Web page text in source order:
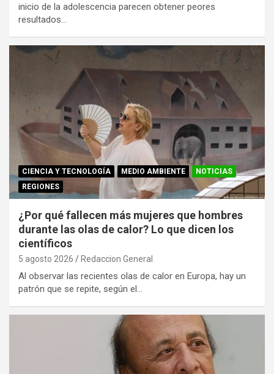
inicio de la adolescencia parecen obtener peores
resultados…
CIENCIA Y TECNOLOGÍA MEDIO AMBIENTE
NOTICIAS
REGIONES
¿Por qué fallecen más mujeres que hombres
durante las olas de calor? Lo que dicen los
científicos
5 agosto 2026 Redaccion General
Al observar las recientes olas de calor en Europa, hay un
patrón que se repite, según el…